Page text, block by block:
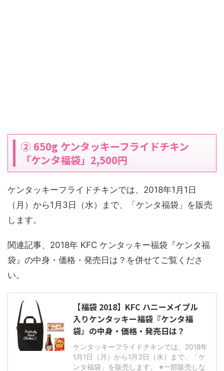
② 650g ケンタッキーフライドチキン
「ケンタ福袋」2,500円
ケンタッキーフライドチキンでは、2018年1月1日
（月）から1月3日（水）まで、「ケンタ福袋」を販売
します。
関連記事、2018年 KFC ケンタッキー福袋『ケンタ福
袋』の中身・価格・発売日は？を併せてご覧くださ
い。
【福袋 2018】KFC ハニーメイプル
入りケンタッキー福袋『ケンタ福
袋』の中身・価格・発売日は？
ケンタッキーフライドチキンでは、2018年
1月1日（月）から1月3日（水）まで、「ケ
ンタ福袋」を販売します。 ※一部販売しな